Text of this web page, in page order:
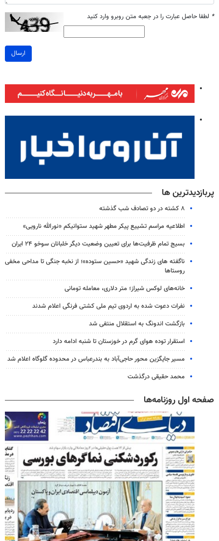
* لطفا حاصل عبارت را در جعبه متن روبرو وارد کنید
ارسال
پربازدیدترین ها
۸ کشته در دو تصادف شب گذشته
اطلاعیه مراسم تشییع پیکر مطهر شهید ستوانیکم «نورالله نارویی»
بسیج تمام ظرفیت‌ها برای تعیین وضعیت دیگر خلبانان سوخو ۲۴ ایران
ناگفته های زندگی شهید «حسین ستوده»؛ از نخبه جنگی تا مداحی مخفی
روستاها
خانه‌های لوکس شیراز؛ متر دلاری، معامله تومانی
نفرات دعوت شده به اردوی تیم ملی کشتی فرنگی اعلام شدند
بازگشت اندونگ به استقلال منتفی شد
استقرار توده هوای گرم در خوزستان تا شنبه ادامه دارد
مسیر جایگزین محور حاجی‌آباد به بندرعباس در محدوده گلوگاه اعلام شد
محمد حقیقی درگذشت
صفحه اول روزنامه‌ها